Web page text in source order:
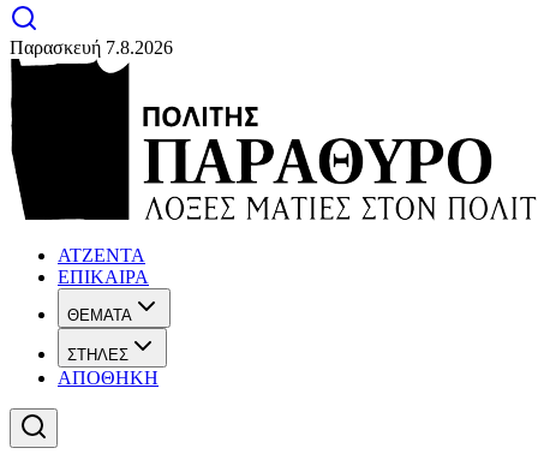
Παρασκευή 7.8.2026
ΑΤΖΕΝΤΑ
ΕΠΙΚΑΙΡΑ
ΘΕΜΑΤΑ
ΣΤΗΛΕΣ
ΑΠΟΘΗΚΗ